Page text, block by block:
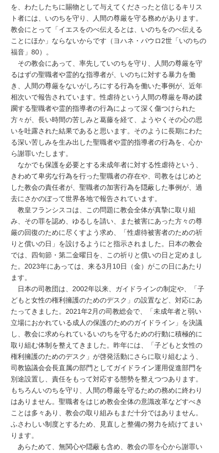
を、わたしたちに賜物として与えてくださったと信じるキリス
ト者には、いのちを守り、人間の尊厳を守る務めがあります。
教会にとって「イエスをのべ伝えるとは、いのちをのべ伝える
ことにほか」ならないからです（ヨハネ・パウロ2世「いのちの
福音」80）。
その教会にあって、率先していのちを守り、人間の尊厳を守
るはずの聖職者や霊的な指導者が、いのちに対する暴力を働
き、人間の尊厳をないがしろにする行為を働いた事例が、近年
相次いで報告されています。性虐待という人間の尊厳を辱め蹂
躙する聖職者や霊的指導者の行為によって深く傷つけられた
方々が、長い時間の苦しみと葛藤を経て、ようやくその心の思
いを吐露された結果であると思います。そのように長期にわた
る深い苦しみを生み出した聖職者や霊的指導者の行為を、心か
ら謝罪いたします。
なかでも保護を必要とする未成年者に対する性虐待という、
きわめて卑劣な行為を行った聖職者の存在や、司教をはじめと
した教会の責任者が、聖職者の加害行為を隠蔽した事例が、過
去にさかのぼって世界各地で報告されています。
教皇フランシスコは、この問題に教会全体が真摯に取り組
み、その罪を認め、ゆるしを請い、また被害にあった方々の尊
厳の回復のために尽くすよう求め、「性虐待被害者のための祈
りと償いの日」を設けるようにと指示されました。日本の教会
では、四旬節・第二金曜日を、この祈りと償いの日と定めまし
た。2023年にあっては、来る3月10日（金）がこの日にあたり
ます。
日本の司教団は、2002年以来、ガイドラインの制定や、「子
どもと女性の権利擁護のためのデスク」の設置など、対応にあ
たってきました。2021年2月の司教総会で、「未成年者と弱い
立場におかれている成人の保護のためのガイドライン」を決議
し、教会に求められているいのちを守るための行動に積極的に
取り組む体制を整えてきました。昨年には、「子どもと女性の
権利擁護のためのデスク」が啓発活動にさらに取り組むよう、
司教協議会会長直属の部門としてガイドライン運用促進部門を
別途設置し、責任をもって対応する態勢を整えつつあります。
もちろんいのちを守り、人間の尊厳を守るための務めに終わり
はありません。聖職者をはじめ教会全体の意識改革などすべき
ことは多々あり、教会の取り組みもまだ十分ではありません。
ふさわしい制度とするため、見直しと整備の努力を続けてまい
ります。
あらためて、無関心や隠蔽も含め、教会の罪を心から謝罪い